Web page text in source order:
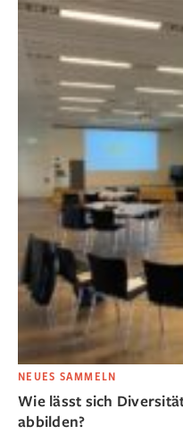
NEUES SAMMELN
Wie lässt sich
abbilden?